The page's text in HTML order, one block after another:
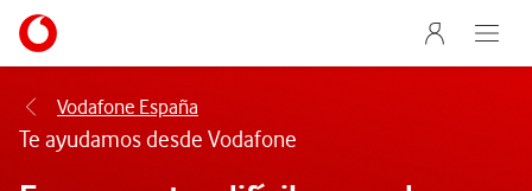
Ir a la pagina principal de vodafone.es
Menu
Abre
Vodafone España
Te ayudamos desde Vodafone